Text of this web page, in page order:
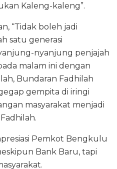
Kaleng-kaleng”.
“Tidak boleh jadi
satu generasi
nyanjung penjajah
malam ini dengan
Bundaran Fadhilah
gempita di iringi
masyarakat menjadi
Pemkot Bengkulu
Bank Baru, tapi